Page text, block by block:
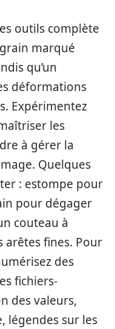
outils complète
marqué
qu’un
déformations
Expérimentez
les
à gérer la
Quelques
: estompe pour
pour dégager
couteau à
fines. Pour
des
fichiers-
des valeurs,
légendes sur les